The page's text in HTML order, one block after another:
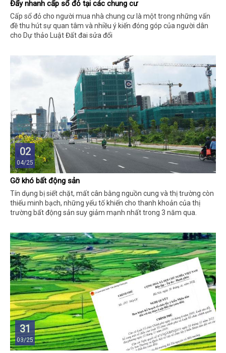
Đẩy nhanh cấp sổ đỏ tại các chung cư
Cấp sổ đỏ cho người mua nhà chung cư là một trong những vấn
đề thu hút sự quan tâm và nhiều ý kiến đóng góp của người dân
cho Dự thảo Luật Đất đai sửa đổi
02
04/25
Gỡ khó bất động sản
Tín dụng bị siết chặt, mất cân bằng nguồn cung và thị trường còn
thiếu minh bạch, những yếu tố khiến cho thanh khoản của thị
trường bất động sản suy giảm mạnh nhất trong 3 năm qua.
31
03/25